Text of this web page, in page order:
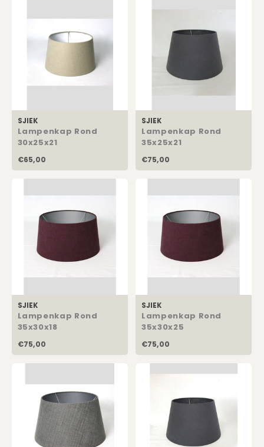
SJIEK
Lampenkap Rond
30x25x21
€65,00
SJIEK
Lampenkap Rond
35x25x21
€75,00
SJIEK
Lampenkap Rond
35x30x18
€75,00
SJIEK
Lampenkap Rond
35x30x25
€75,00